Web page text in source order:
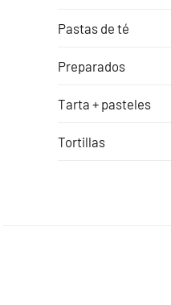
Pastas de té
Preparados
Tarta + pasteles
Tortillas